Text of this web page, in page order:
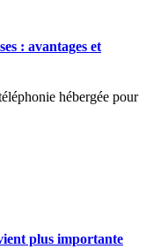
: avantages et
hébergée pour
plus importante